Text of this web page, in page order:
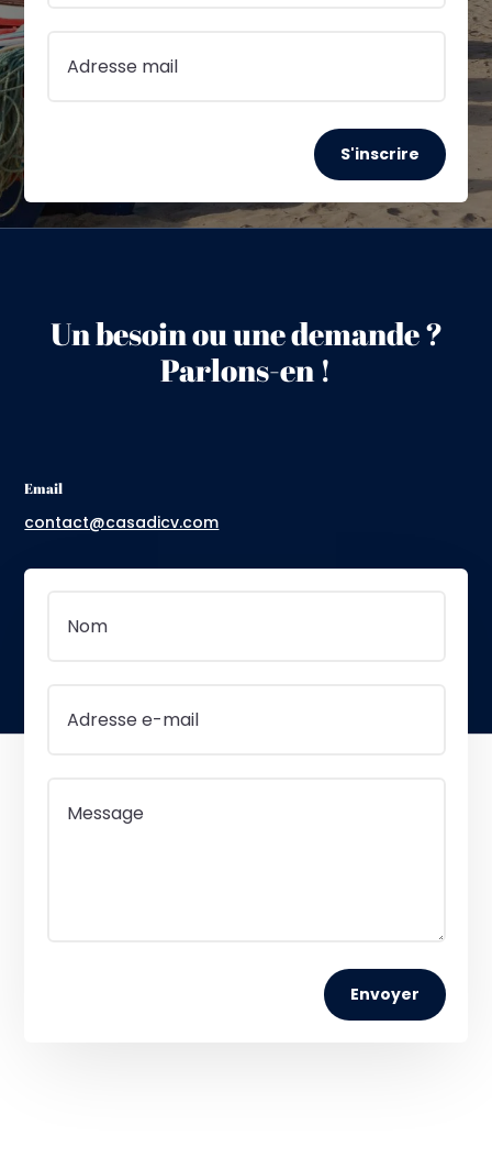
S'inscrire
Un besoin ou une demande ?
Parlons-en !
Email
contact@casadicv.com
Envoyer